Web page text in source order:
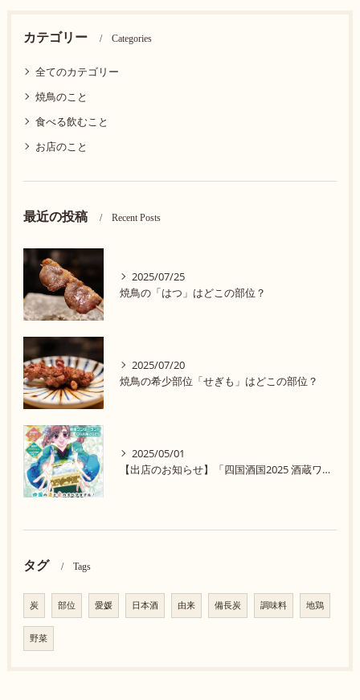
カテゴリー Categories
全てのカテゴリー
焼鳥のこと
食べる飲むこと
お店のこと
最近の投稿 Recent Posts
2025/07/25
焼鳥の「はつ」はどこの部位？
2025/07/20
焼鳥の希少部位「せぎも」はどこの部位？
2025/05/01
【出店のお知らせ】「四国酒国2025 酒蔵ワンダーランド in 大阪」に参加します！
タグ Tags
炭 部位 愛媛 日本酒 由来 備長炭 調味料 地鶏
野菜